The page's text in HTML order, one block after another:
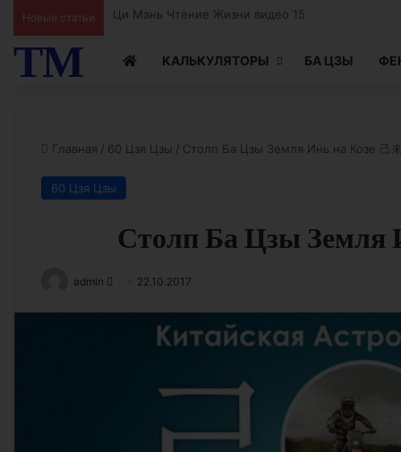
Новые статьи Ци Мэнь Чтение Жизни видео 15
ТМ КАЛЬКУЛЯТОРЫ БА ЦЗЫ
Главная / 60 Цзя Цзы / Столп Ба Цзы Земля Инь на Козе 己
60 Цзя Цзы
Столп Ба Цзы Земля
admin 22.10.2017